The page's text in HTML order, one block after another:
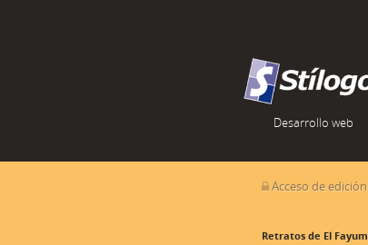
Desarrollo web
Acceso de edición
Retratos de El Fayum